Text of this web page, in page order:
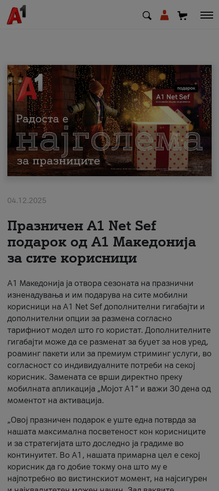
МК EN SQ
Приватни Деловни
Поддршка
Надополни кредит
За нас
#ПодобарОнлајн
04.12.2025
Празничен A1 Net Sеf
подарок од А1 Македонија
за сите корисници
А1 Македонија ја отвора сезоната на празнични
изненадувања и им подарува на сите мобилни
корисници на A1 Net Sef дополнителни гигабајти и
дополнителни опции за размена согласно
тарифниот модел што го користат. Дополнителните
гигабајти може да се разменат за буџет за нов уред,
роаминг пакети или за премиум стриминг услуги, во
согласност со индивидуалните потреби на секој
корисник. Замената се врши директно преку
мобилната апликација „Мојот А1“ и важи 30 дена од
моментот на активација.
„Овој празничен подарок е уште една потврда за
нашата максимална посветеност кон корисниците
и за стратегијата што доследно ја градиме во
континуитет. Во А1, нашата примарна цел е секој
корисник да го добие токму она што му е
најпотребно во вистинскиот момент, на најсигурен